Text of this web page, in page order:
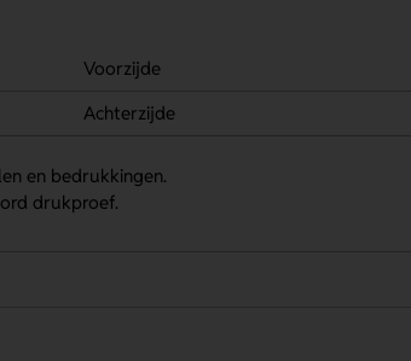
Voorzijde
Achterzijde
en bedrukkingen.
drukproef.